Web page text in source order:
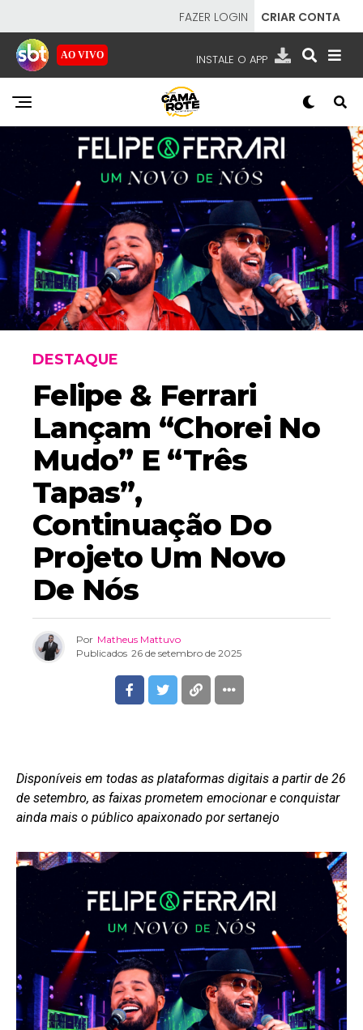
FAZER LOGIN CRIAR CONTA
AO VIVO INSTALE O APP
EMISSORAS
NOSSAS REDES APP TV SBT
SBT- SISTEMA BRASILEIRO DE TELEVISÃO
DESTAQUE
Felipe & Ferrari
Lançam “Chorei No
Mudo” E “Três
Tapas”,
Continuação Do
Projeto Um Novo
De Nós
Por Matheus Mattuvo
Publicados 26 de setembro de 2025
Disponíveis em todas as plataformas digitais a partir de 26
de setembro, as faixas prometem emocionar e conquistar
ainda mais o público apaixonado por sertanejo